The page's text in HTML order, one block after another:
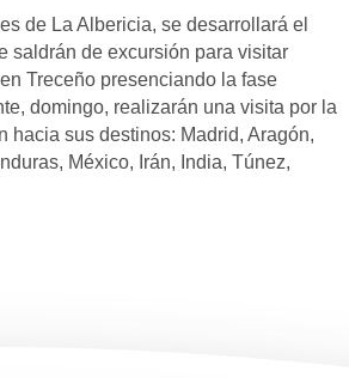
de La Albericia, se desarrollará el
saldrán de excursión para visitar
Treceño presenciando la fase
domingo, realizarán una visita por la
hacia sus destinos: Madrid, Aragón,
México, Irán, India, Túnez,